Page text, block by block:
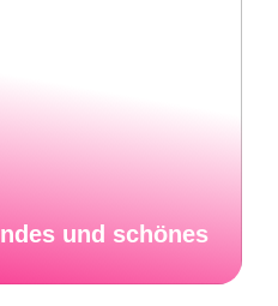
und schönes